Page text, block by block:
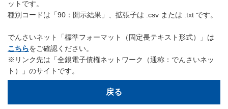
ットです。
種別コードは「90：開示結果」、拡張子は .csv または .txt です。
でんさいネット「標準フォーマット（固定長テキスト形式）」は
こちらをご確認ください。
※リンク先は「全銀電子債権ネットワーク（通称：でんさいネッ
ト）」のサイトです。
戻る